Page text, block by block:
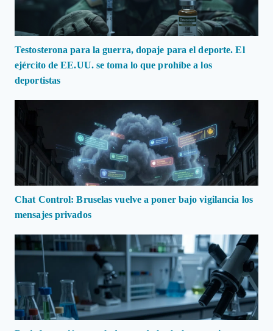
Testosterona para la guerra, dopaje para el deporte. El
ejército de EE.UU. se toma lo que prohíbe a los
deportistas
Chat Control: Bruselas vuelve a poner bajo vigilancia los
mensajes privados